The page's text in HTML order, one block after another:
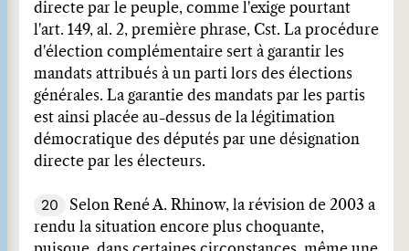
directe par le peuple, comme l'exige pourtant
l'art. 149, al. 2, première phrase, Cst. La procédure
d'élection complémentaire sert à garantir les
mandats attribués à un parti lors des élections
générales. La garantie des mandats par les partis
est ainsi placée au-dessus de la légitimation
démocratique des députés par une désignation
directe par les électeurs.
20
Selon René A. Rhinow, la révision de 2003 a
rendu la situation encore plus choquante,